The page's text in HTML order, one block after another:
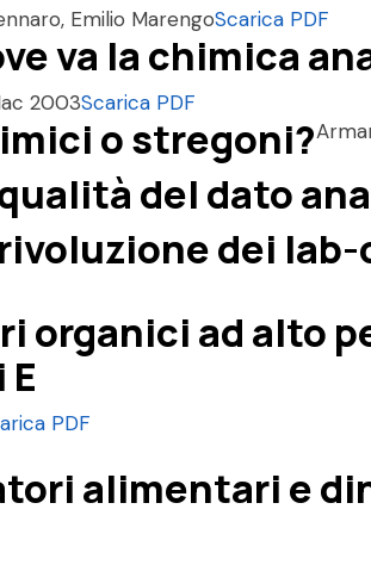
Emilio MarengoScarica PDF
va la chimica
2003Scarica PDF
o stregoni?
del dato
dei
organici ad alto
PDF
alimentari e